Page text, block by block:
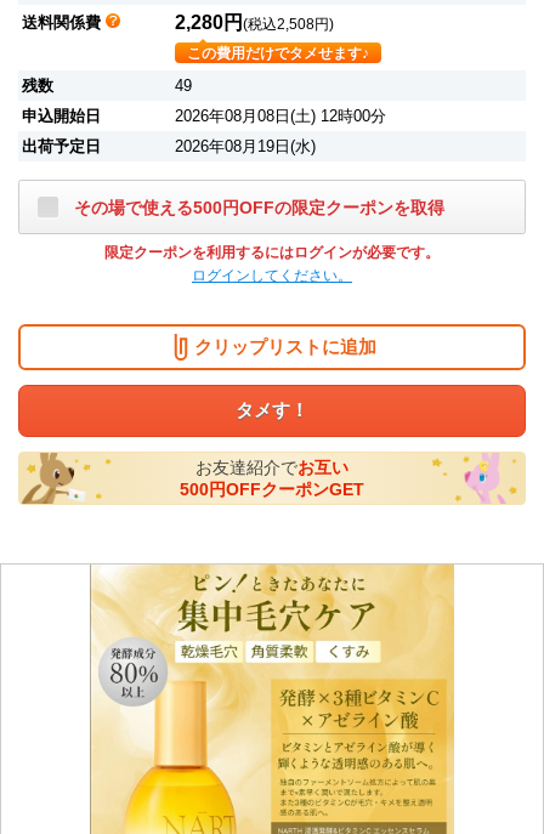
送料関係費
2,280円 (税込2,508円)
この費用だけでタメせます♪
残数
49
申込開始日
2026年08月08日(土) 12時00分
出荷予定日
2026年08月19日(水)
その場で使える500円OFFの限定クーポンを取得
限定クーポンを利用するにはログインが必要です。
ログインしてください。
クリップリストに追加
タメす！
お友達紹介でお互い
500円OFFクーポンGET